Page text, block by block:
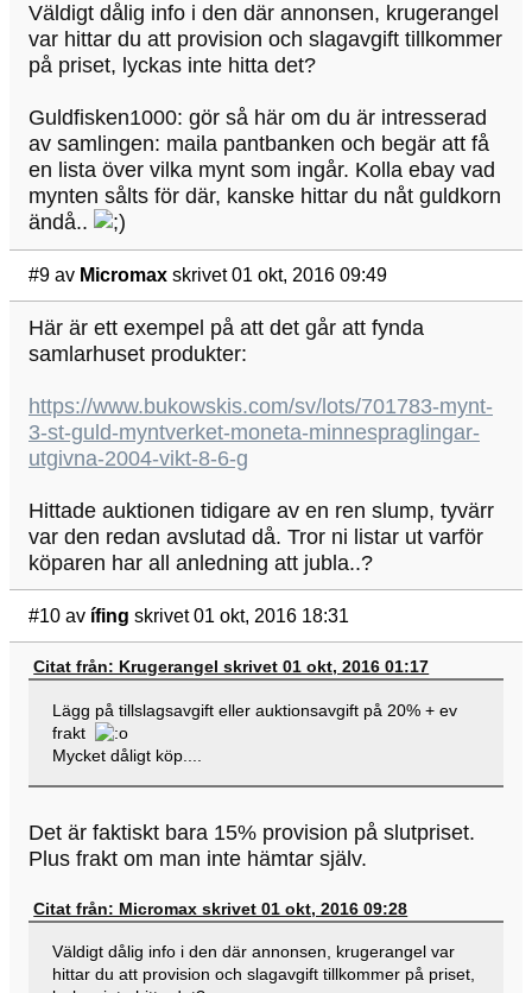
Väldigt dålig info i den där annonsen, krugerangel
var hittar du att provision och slagavgift tillkommer
på priset, lyckas inte hitta det?
Guldfisken1000: gör så här om du är intresserad
av samlingen: maila pantbanken och begär att få
en lista över vilka mynt som ingår. Kolla ebay vad
mynten sålts för där, kanske hittar du nåt guldkorn
ändå..
#9 av Micromax skrivet 01 okt, 2016 09:49
Här är ett exempel på att det går att fynda
samlarhuset produkter:
https://www.bukowskis.com/sv/lots/701783-mynt-
3-st-guld-myntverket-moneta-minnespraglingar-
utgivna-2004-vikt-8-6-g
Hittade auktionen tidigare av en ren slump, tyvärr
var den redan avslutad då. Tror ni listar ut varför
köparen har all anledning att jubla..?
#10 av ífing skrivet 01 okt, 2016 18:31
Citat från: Krugerangel skrivet 01 okt, 2016 01:17
Lägg på tillslagsavgift eller auktionsavgift på 20% + ev
frakt
Mycket dåligt köp....
Det är faktiskt bara 15% provision på slutpriset.
Plus frakt om man inte hämtar själv.
Citat från: Micromax skrivet 01 okt, 2016 09:28
Väldigt dålig info i den där annonsen, krugerangel var
hittar du att provision och slagavgift tillkommer på priset,